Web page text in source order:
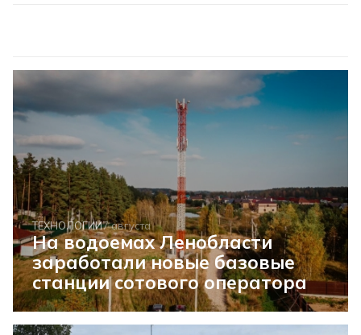
ТЕХНОЛОГИИ7 августа
На водоемах Ленобласти
заработали новые базовые
станции сотового оператора